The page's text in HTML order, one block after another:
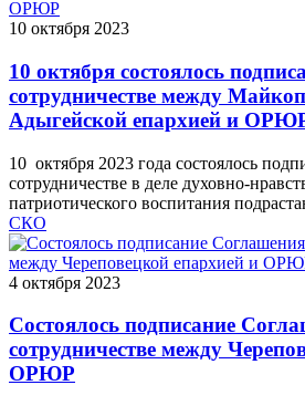
10 октября 2023
10 октября состоялось
сотрудничестве между
Адыгейской епархией и
10 октября 2023 года состоялось
сотрудничестве в деле духовно-
патриотического воспитания
СКО
4 октября 2023
Состоялось подписание
сотрудничестве между
ОРЮР